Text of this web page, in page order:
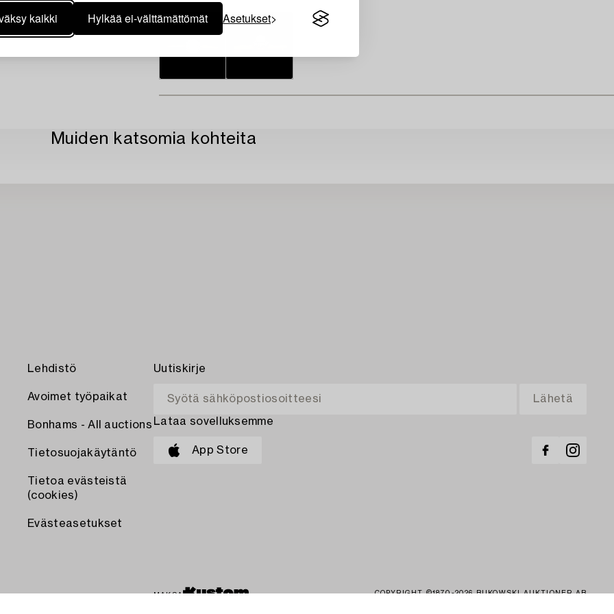
kaikki Hylkää ei-välttämättömät Asetukset
Muiden katsomia kohteita
Lehdistö
Avoimet työpaikat
Bonhams - All auctions
Tietosuojakäytäntö
Tietoa evästeistä
(cookies)
Evästeasetukset
Uutiskirje
Lataa sovelluksemme
App Store
MAKSA COPYRIGHT ©1870-2026 BUKOWSKI AUKTIONER AB